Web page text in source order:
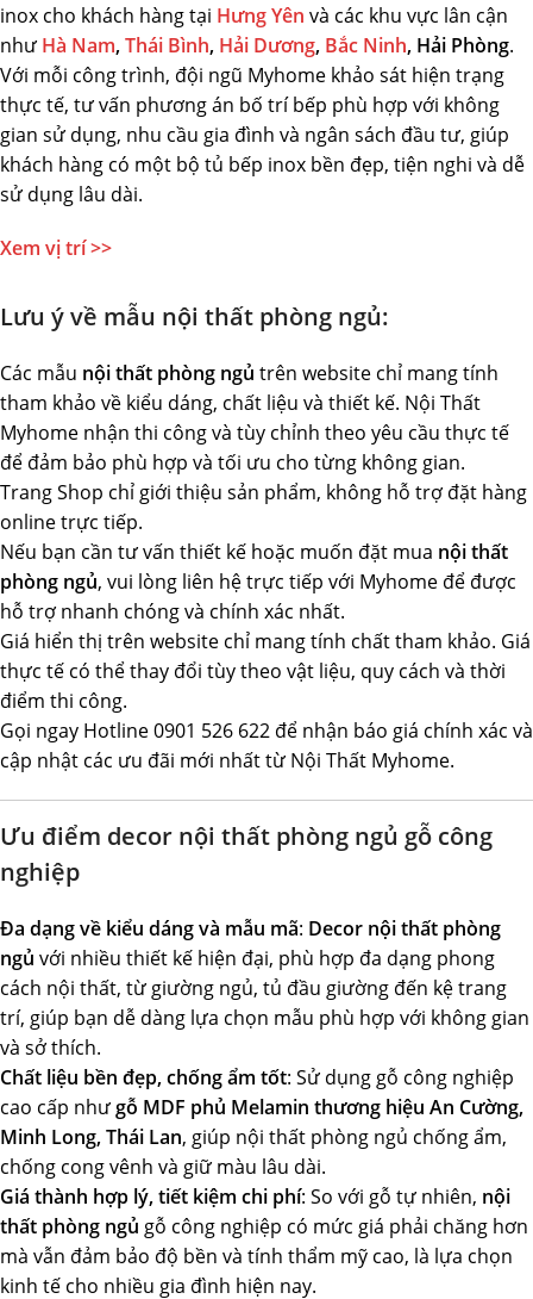
inox cho khách hàng tại Hưng Yên và các khu vực lân cận
như Hà Nam,Thái Bình, Hải Dương, Bắc Ninh, Hải Phòng.
Với mỗi công trình, đội ngũ Myhome khảo sát hiện trạng
thực tế, tư vấn phương án bố trí bếp phù hợp với không
gian sử dụng, nhu cầu gia đình và ngân sách đầu tư, giúp
khách hàng có một bộ tủ bếp inox bền đẹp, tiện nghi và dễ
sử dụng lâu dài.
Xem vị trí >>
Lưu ý về mẫu nội thất phòng ngủ:
Các mẫu nội thất phòng ngủ trên website chỉ mang tính
tham khảo về kiểu dáng, chất liệu và thiết kế. Nội Thất
Myhome nhận thi công và tùy chỉnh theo yêu cầu thực tế
để đảm bảo phù hợp và tối ưu cho từng không gian.
Trang Shop chỉ giới thiệu sản phẩm, không hỗ trợ đặt hàng
online trực tiếp.
Nếu bạn cần tư vấn thiết kế hoặc muốn đặt mua nội thất
phòng ngủ, vui lòng liên hệ trực tiếp với Myhome để được
hỗ trợ nhanh chóng và chính xác nhất.
Giá hiển thị trên website chỉ mang tính chất tham khảo. Giá
thực tế có thể thay đổi tùy theo vật liệu, quy cách và thời
điểm thi công.
Gọi ngay Hotline 0901 526 622 để nhận báo giá chính xác và
cập nhật các ưu đãi mới nhất từ Nội Thất Myhome.
Ưu điểm decor nội thất phòng ngủ gỗ công
nghiệp
Đa dạng về kiểu dáng và mẫu mã: Decor nội thất phòng
ngủ với nhiều thiết kế hiện đại, phù hợp đa dạng phong
cách nội thất, từ giường ngủ, tủ đầu giường đến kệ trang
trí, giúp bạn dễ dàng lựa chọn mẫu phù hợp với không gian
và sở thích.
Chất liệu bền đẹp, chống ẩm tốt: Sử dụng gỗ công nghiệp
cao cấp nhưgỗ MDF phủ Melamin thương hiệu An Cường,
Minh Long, Thái Lan, giúp nội thất phòng ngủ chống ẩm,
chống cong vênh và giữ màu lâu dài.
Giá thành hợp lý, tiết kiệm chi phí: So với gỗ tự nhiên, nội
thất phòng ngủ gỗ công nghiệp có mức giá phải chăng hơn
mà vẫn đảm bảo độ bền và tính thẩm mỹ cao, là lựa chọn
kinh tế cho nhiều gia đình hiện nay.